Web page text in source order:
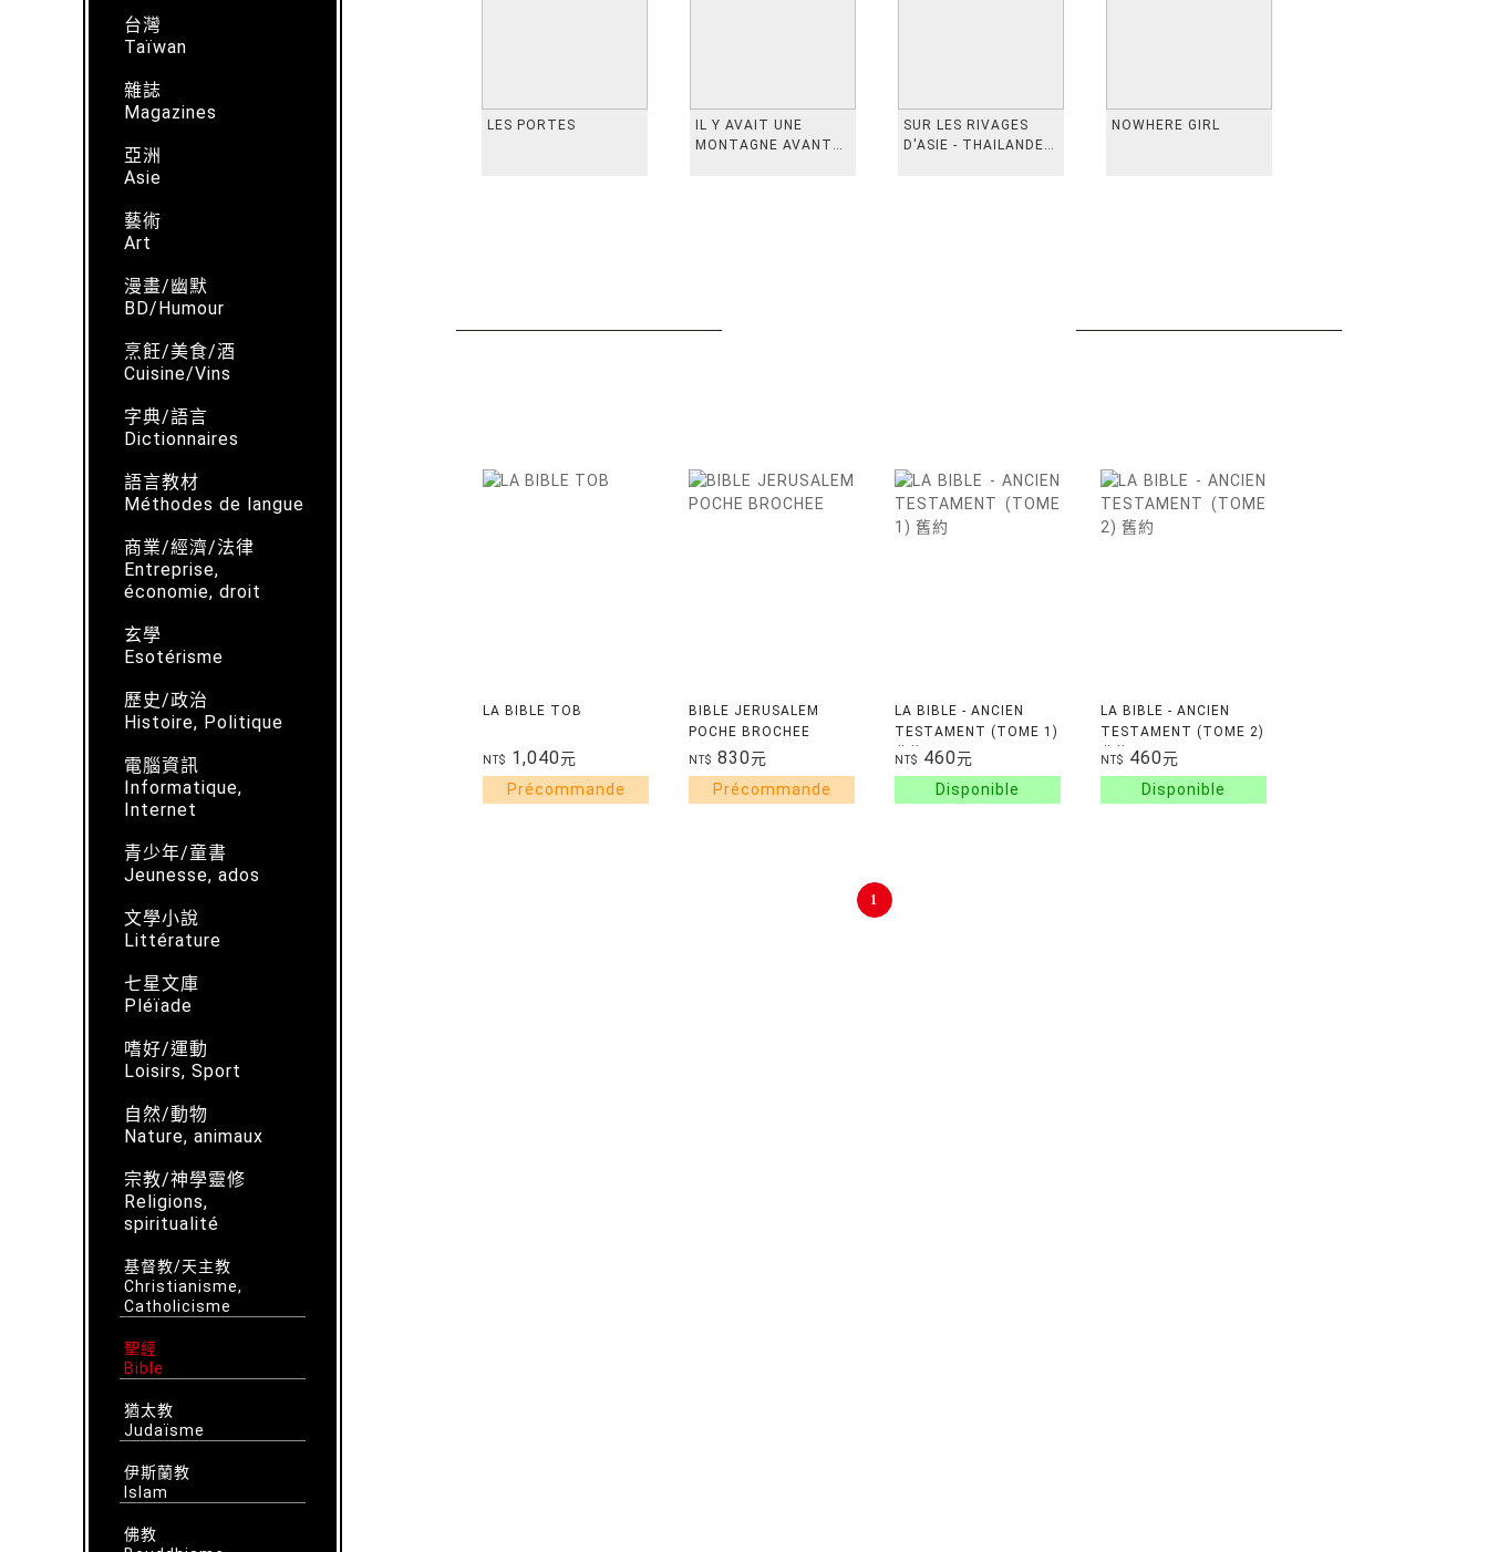
台灣
Taïwan
雜誌
Magazines
亞洲
Asie
藝術
Art
漫畫/幽默
BD/Humour
烹飪/美食/酒
Cuisine/Vins
字典/語言
Dictionnaires
語言教材
Méthodes de langue
商業/經濟/法律
Entreprise,
économie, droit
玄學
Esotérisme
歷史/政治
Histoire, Politique
電腦資訊
Informatique,
Internet
青少年/童書
Jeunesse, ados
文學小說
Littérature
七星文庫
Pléïade
嗜好/運動
Loisirs, Sport
自然/動物
Nature, animaux
宗教/神學靈修
Religions,
spiritualité
基督教/天主教
Christianisme,
Catholicisme
聖經
Bible
猶太教
Judaïsme
伊斯蘭教
lslam
佛教
LES PORTES
IL Y AVAIT UNE
MONTAGNE AVANT
SUR LES RIVAGES
D'ASIE - THAILANDE,
NOWHERE GIRL
LA BIBLE TOB
NT$ 1,040元
BIBLE JERUSALEM
POCHE BROCHEE
NT$ 830元
LA BIBLE - ANCIEN
TESTAMENT (TOME 1)
舊約
NT$ 460元
LA BIBLE - ANCIEN
TESTAMENT (TOME 2)
舊約
NT$ 460元
1